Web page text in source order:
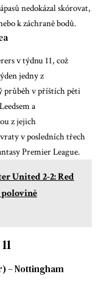
nedokázal skórovat,
k záchraně bodů.
v týdnu 11, což
jedny z
průběh v příštích pěti
a
z jejich
v posledních třech
Premier League.
United 2-2: Red
– Nottingham